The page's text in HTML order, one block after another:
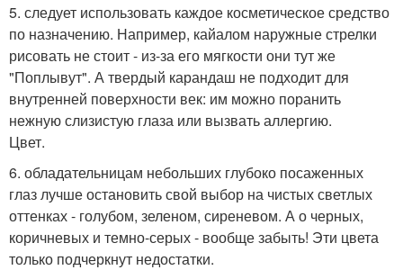
5. следует использовать каждое косметическое средство
по назначению. Например, кайалом наружные стрелки
рисовать не стоит - из-за его мягкости они тут же
"Поплывут". А твердый карандаш не подходит для
внутренней поверхности век: им можно поранить
нежную слизистую глаза или вызвать аллергию.
Цвет.
6. обладательницам небольших глубоко посаженных
глаз лучше остановить свой выбор на чистых светлых
оттенках - голубом, зеленом, сиреневом. А о черных,
коричневых и темно-серых - вообще забыть! Эти цвета
только подчеркнут недостатки.